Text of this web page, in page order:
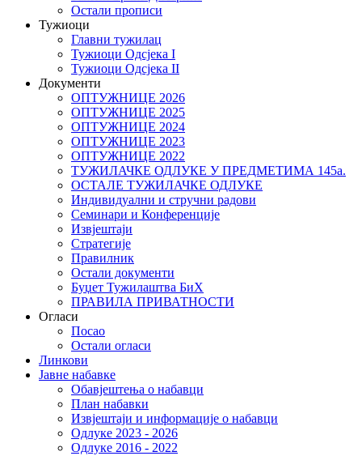
Остали прописи
Тужиоци
Главни тужилац
Тужиоци Oдсјекa I
Тужиоци Oдсјекa II
Документи
ОПТУЖНИЦЕ 2026
ОПТУЖНИЦЕ 2025
ОПТУЖНИЦЕ 2024
ОПТУЖНИЦЕ 2023
ОПТУЖНИЦЕ 2022
ТУЖИЛАЧКЕ ОДЛУКЕ У ПРЕДМЕТИМА 145а.
ОСТАЛЕ ТУЖИЛАЧКЕ ОДЛУКЕ
Индивидуални и стручни радови
Семинари и Конференције
Извјештаји
Стратегије
Правилник
Остали документи
Буџет Тужилаштва БиХ
ПРАВИЛА ПРИВАТНОСТИ
Огласи
Посао
Остали огласи
Линкови
Јавне набавке
Обавјештења о набавци
План набавки
Извјештаји и информације о набавци
Одлуке 2023 - 2026
Одлуке 2016 - 2022